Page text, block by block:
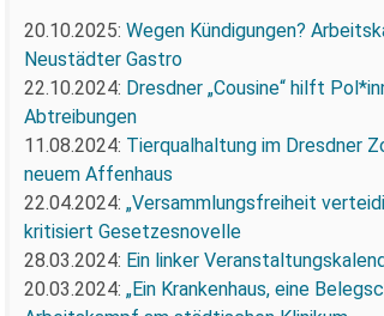
20.10.2025: Wegen Kündigungen?
Neustädter Gastro
22.10.2024: Dresdner „Cousine“ hilft
Abtreibungen
11.08.2024: Tierqualhaltung im Dresdner
neuem Affenhaus
22.04.2024: „Versammlungsfreiheit
kritisiert Gesetzesnovelle
28.03.2024: Ein linker
20.03.2024: „Ein Krankenhaus, eine